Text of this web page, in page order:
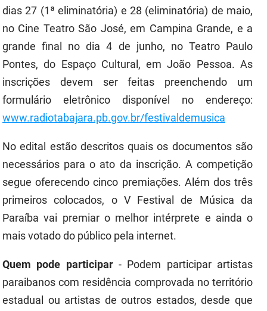
PBTUR
Projeto Cooperar
Polícia Militar
Polícia Civil
Rádio Tabajara
SUDEMA
SUPLAN
dias 27 (1ª eliminatória) e 28 (eliminatória) de maio,
no Cine Teatro São José, em Campina Grande, e a
grande final no dia 4 de junho, no Teatro Paulo
Pontes, do Espaço Cultural, em João Pessoa. As
inscrições devem ser feitas preenchendo um
formulário eletrônico disponível no endereço:
www.radiotabajara.pb.gov.br/festivaldemusica
No edital estão descritos quais os documentos são
necessários para o ato da inscrição. A competição
segue oferecendo cinco premiações. Além dos três
primeiros colocados, o V Festival de Música da
Paraíba vai premiar o melhor intérprete e ainda o
mais votado do público pela internet.
Quem pode participar- Podem participar artistas
paraibanos com residência comprovada no território
estadual ou artistas de outros estados, desde que